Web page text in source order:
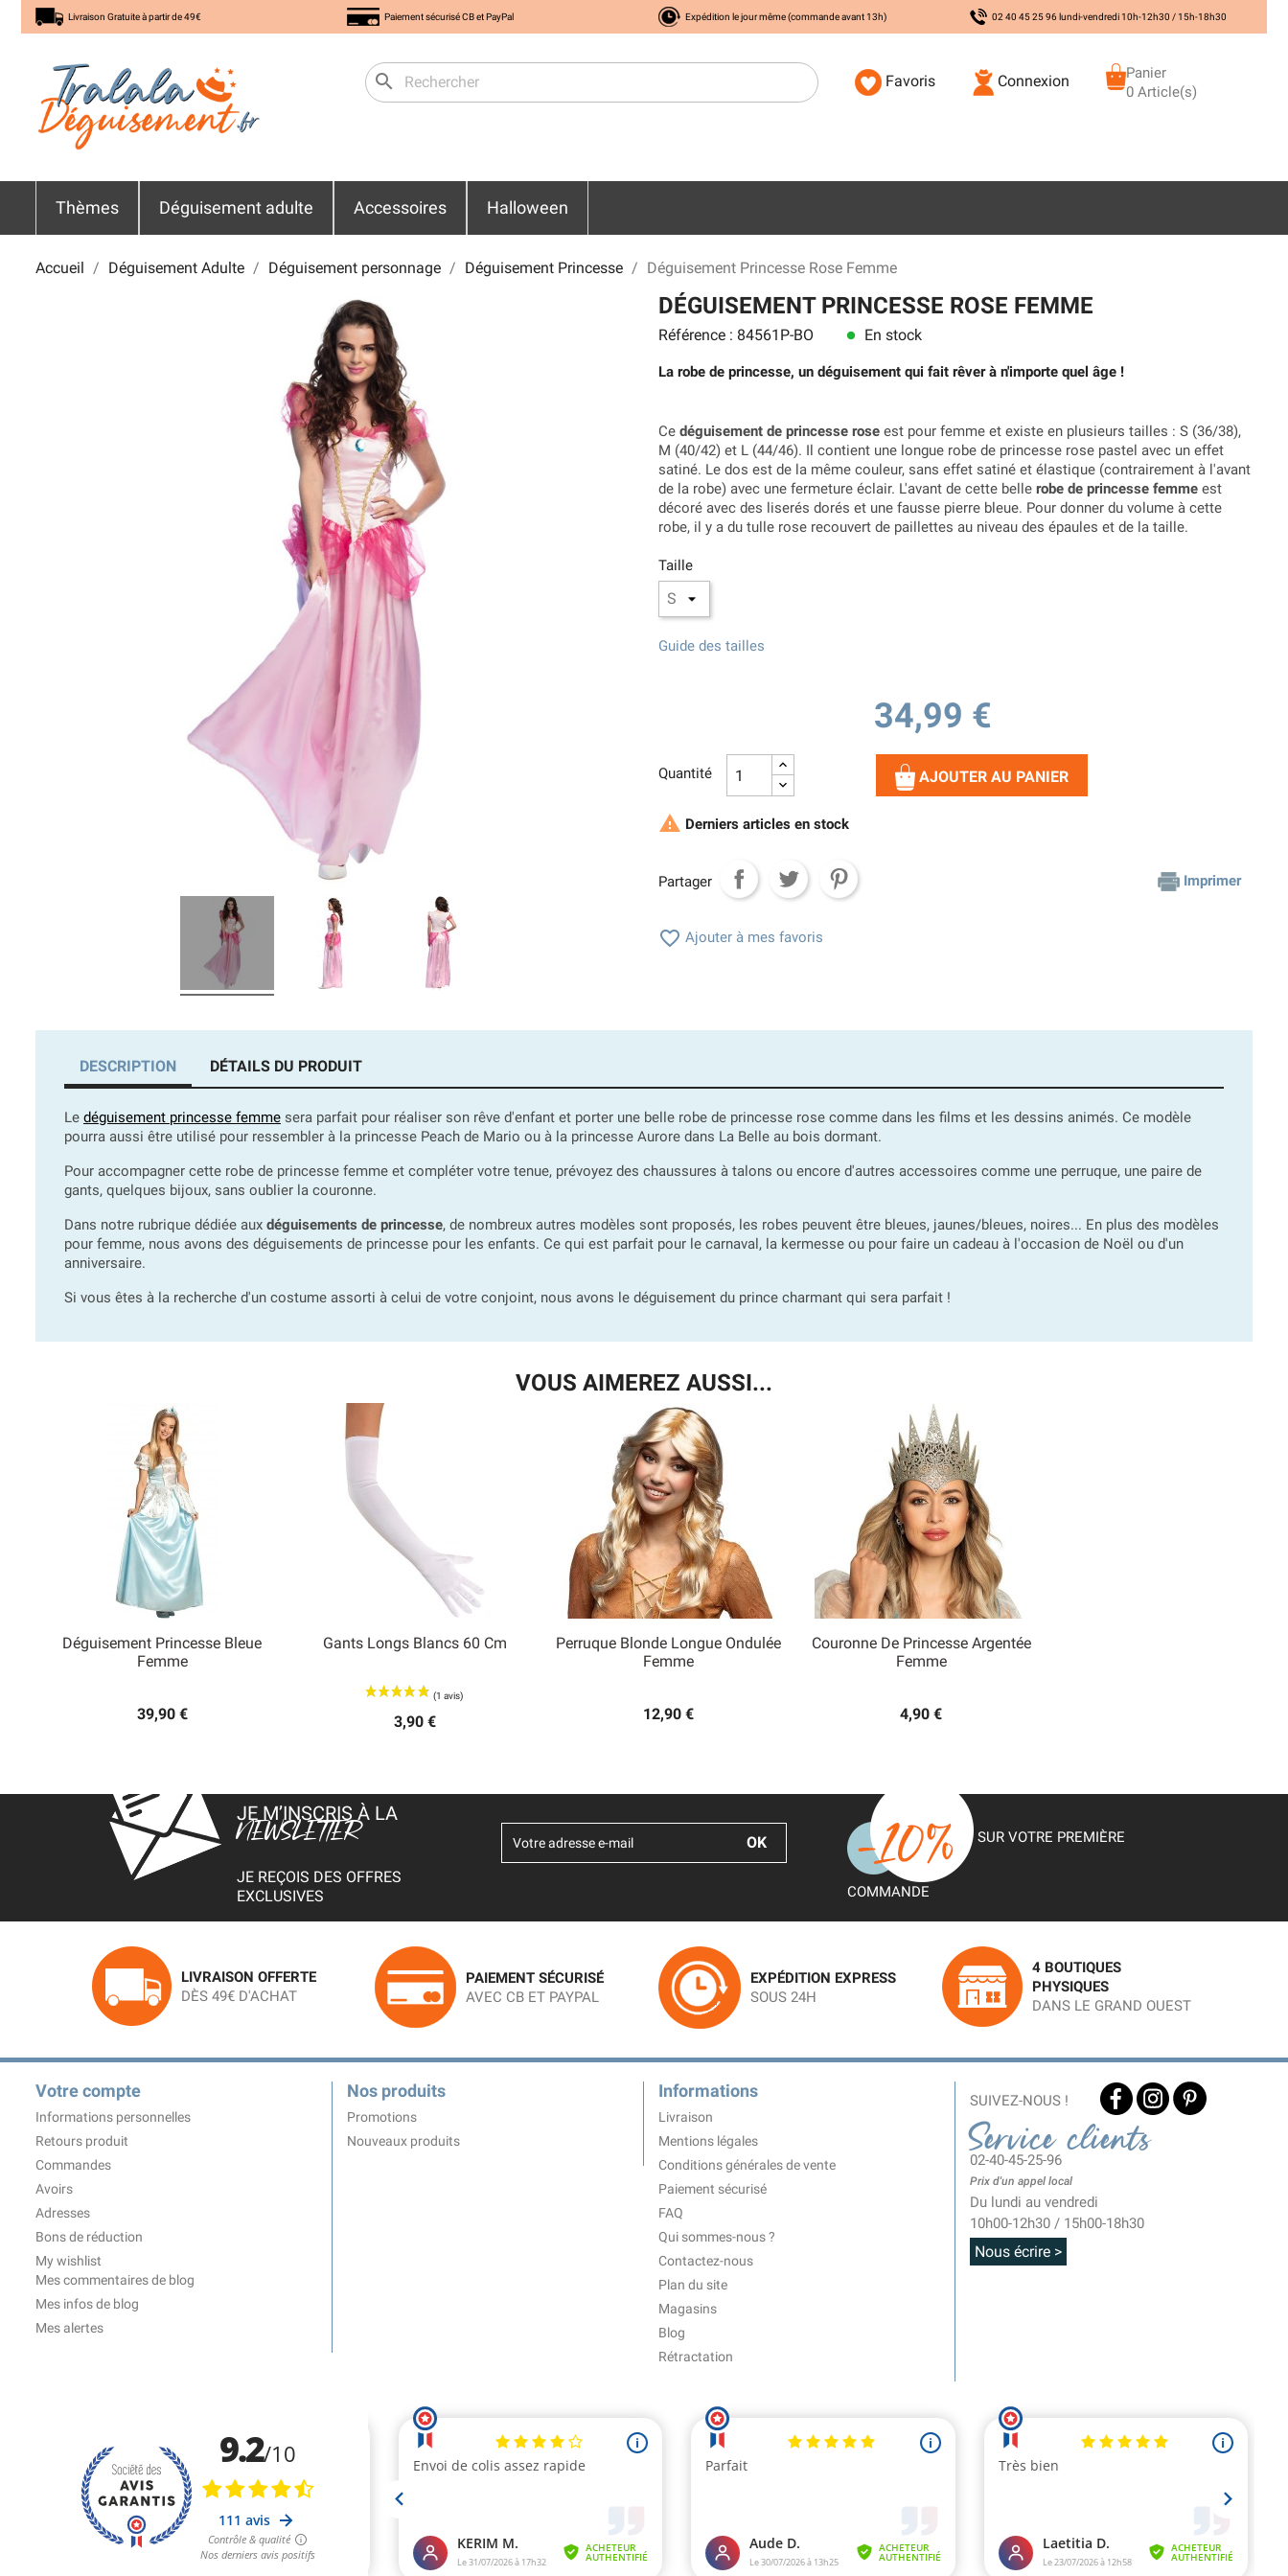
Livraison Gratuite à partir de 49€ Paiement sécurisé CB et PayPal Expédition le jour même (commande avant 13h) 02 40 45 25 96 lundi-vendredi 10h-12h30 / 15h-18h30
search Favoris Connexion
Panier
0 Article(s)
Thèmes Déguisement adulte Accessoires Halloween
Accueil Déguisement Adulte Déguisement personnage Déguisement Princesse Déguisement Princesse Rose Femme
DÉGUISEMENT PRINCESSE ROSE FEMME
Référence : 84561P-BO lens En stock
La robe de princesse, un déguisement qui fait rêver à n'importe quel âge !
Ce déguisement de princesse rose est pour femme et existe en plusieurs tailles : S (36/38),
M (40/42) et L (44/46). Il contient une longue robe de princesse rose pastel avec un effet
satiné. Le dos est de la même couleur, sans effet satiné et élastique (contrairement à l'avant
de la robe) avec une fermeture éclair. L'avant de cette belle robe de princesse femme est
décoré avec des liserés dorés et une fausse pierre bleue. Pour donner du volume à cette
robe, il y a du tulle rose recouvert de paillettes au niveau des épaules et de la taille.
Taille
Guide des tailles
34,99 €
Quantité AJOUTER AU PANIER
 Derniers articles en stock
Partager Imprimer
 Ajouter à mes favoris
DESCRIPTION DÉTAILS DU PRODUIT
Le déguisement princesse femme sera parfait pour réaliser son rêve d'enfant et porter une belle robe de princesse rose comme dans les films et les dessins animés. Ce modèle
pourra aussi être utilisé pour ressembler à la princesse Peach de Mario ou à la princesse Aurore dans La Belle au bois dormant.
Pour accompagner cette robe de princesse femme et compléter votre tenue, prévoyez des chaussures à talons ou encore d'autres accessoires comme une perruque, une paire de
gants, quelques bijoux, sans oublier la couronne.
Dans notre rubrique dédiée aux déguisements de princesse, de nombreux autres modèles sont proposés, les robes peuvent être bleues, jaunes/bleues, noires... En plus des modèles
pour femme, nous avons des déguisements de princesse pour les enfants. Ce qui est parfait pour le carnaval, la kermesse ou pour faire un cadeau à l'occasion de Noël ou d'un
anniversaire.
Si vous êtes à la recherche d'un costume assorti à celui de votre conjoint, nous avons le déguisement du prince charmant qui sera parfait !
VOUS AIMEREZ AUSSI...
Déguisement Princesse Bleue
Femme
39,90 €
Aperçu rapide
Gants Longs Blancs 60 Cm
3,90 €
Perruque Blonde Longue Ondulée
Femme
12,90 €
Aperçu rapide
Couronne De Princesse Argentée
Femme
4,90 €
Aperçu rapide
JE M’INSCRIS À LA
NEWSLETTER
JE REÇOIS DES OFFRES
EXCLUSIVES
SUR VOTRE PREMIÈRE
COMMANDE
LIVRAISON OFFERTE
DÈS 49€ D'ACHAT
PAIEMENT SÉCURISÉ
AVEC CB ET PAYPAL
EXPÉDITION EXPRESS
SOUS 24H
4 BOUTIQUES
PHYSIQUES
DANS LE GRAND OUEST
Votre compte
Informations personnelles
Retours produit
Commandes
Avoirs
Adresses
Bons de réduction
My wishlist
Mes commentaires de blog
Mes infos de blog
Mes alertes
Nos produits
Promotions
Nouveaux produits
Informations
Livraison
Mentions légales
Conditions générales de vente
Paiement sécurisé
FAQ
Qui sommes-nous ?
Contactez-nous
Plan du site
Magasins
Blog
Rétractation
SUIVEZ-NOUS !
Service clients
02-40-45-25-96
Prix d'un appel local
Du lundi au vendredi
10h00-12h30 / 15h00-18h30
Nous écrire >